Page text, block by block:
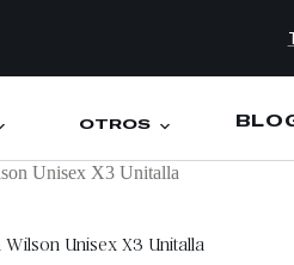
OTROS
Unisex X3 Unitalla
Unisex X3 Unitalla